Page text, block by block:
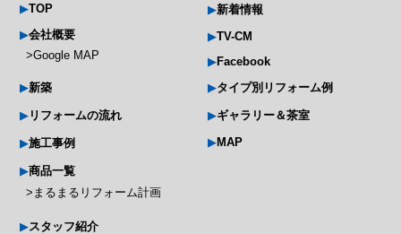
TOP
会社概要
Google MAP
新築
リフォームの流れ
施工事例
商品一覧
まるまるリフォーム計画
スタッフ紹介
新着情報
TV-CM
Facebook
タイプ別リフォーム例
ギャラリー＆茶室
MAP